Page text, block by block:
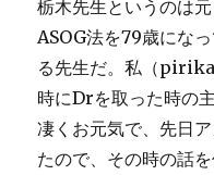
栃木先生というのは
ASOG法を79歳にな
る先生だ。私（
時にDrを取った時の
凄くお元気で、先日
たので、その時の話